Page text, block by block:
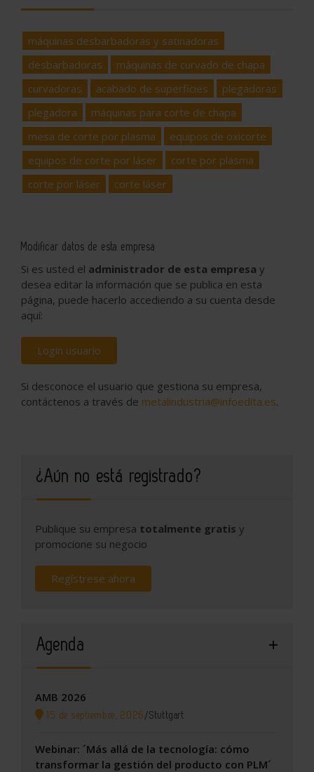
máquinas desbarbadoras y satinadoras
desbarbadoras
máquinas de curvado de chapa
curvadoras
acabado de superficies
plegadoras
plegadora
máquinas para corte de chapa
mesa de corte por plasma
equipos de oxicorte
equipos de corte por láser
corte por plasma
corte por láser
corte láser
Modificar datos de esta empresa
Si es usted el administrador de esta empresa y
desea editar la información que se publica en esta
página, puede hacerlo accediendo a su cuenta desde
aquí:
Login usuario
Si desconoce el usuario que gestiona su empresa,
contáctenos a través de metalindustria@infoedita.es.
¿Aún no está registrado?
Publique su empresa totalmente gratis y
promocione su negocio
Regístrese ahora
Agenda
AMB 2026
15 de septiembre, 2026 /Stuttgart
Webinar: ´Más allá de la tecnología: cómo
transformar la gestión del producto con PLM´